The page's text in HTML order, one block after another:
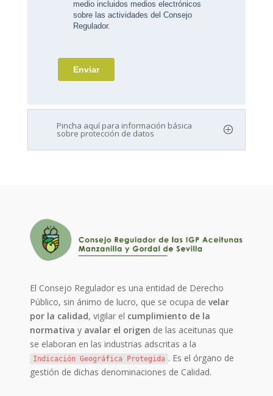
Pincha aquí para información básica
sobre protección de datos
El Consejo Regulador es una entidad de Derecho
Público, sin ánimo de lucro, que se ocupa develar
por la calidad, vigilar el cumplimiento de la
normativa y avalar el origen de las aceitunas que
se elaboran en las industrias adscritas a la
Indicación Geográfica Protegida . Es el órgano de
gestión de dichas denominaciones de Calidad.